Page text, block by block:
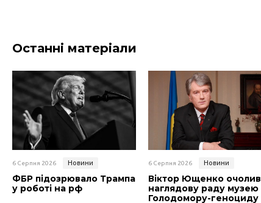
Останні матеріали
6 Серпня 2026 Новини
ФБР підозрювало Трампа
у роботі на рф
6 Серпня 2026 Новини
Віктор Ющенко очолив
наглядову раду музею
Голодомору-геноциду